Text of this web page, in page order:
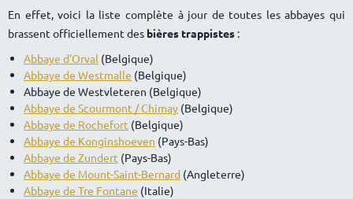
En effet, voici la liste complète à jour de toutes les abbayes qui
brassent officiellement des bières trappistes :
Abbaye d’Orval (Belgique)
Abbaye de Westmalle (Belgique)
Abbaye de Westvleteren (Belgique)
Abbaye de Scourmont / Chimay (Belgique)
Abbaye de Rochefort (Belgique)
Abbaye de Konginshoeven (Pays-Bas)
Abbaye de Zundert (Pays-Bas)
Abbaye de Mount-Saint-Bernard (Angleterre)
Abbaye de Tre Fontane (Italie)